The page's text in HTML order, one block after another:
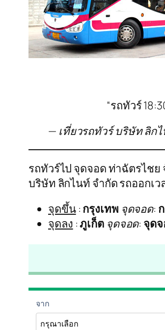
“รถทัวร์
— เที่ยวรถทัวร์ บริษัท ลิก
รถทัวร์ไป จุดจอด ท่าฉัตรไช
บริษัท ลิกไนท์ จำกัด รถออกเว
จุดขึ้น: กรุงเทพ จุดจอด:
จุดลง :ภูเก็ต จุดจอด: จุด